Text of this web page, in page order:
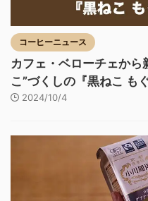
コーヒーニュース
カフェ・ベローチェから
こ”づくしの『黒ねこ も
2024/10/4